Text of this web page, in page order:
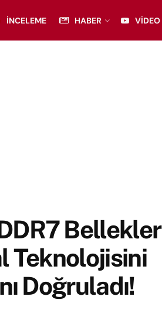
İNCELEME HABER VIDEO
Teknolojisini
Doğruladı!